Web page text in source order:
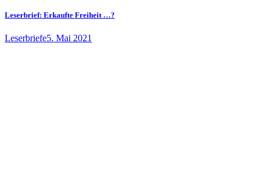
Leserbrief: Erkaufte Freiheit …?
Leserbriefe5. Mai 2021